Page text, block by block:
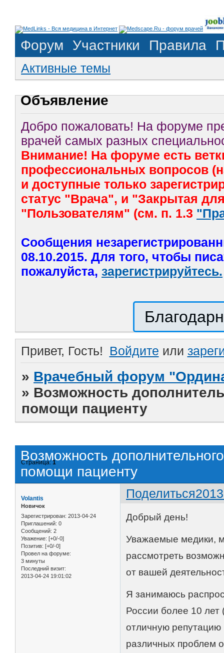
Форум Участники Правила
Активные темы
Объявление
Добро пожаловать! На форуме
врачей самых разных
Внимание! На форуме есть
профессиональных вопросов
и доступные только
статус "Врача", и "Закрытая
"Пользователям" (см. п. 1.3
Сообщения
08.10.2015. Для того, чтобы
пожалуйста, зарегистрируйтесь.
Привет, Гость! Войдите или
» Врачебный форум
» Возможность
помощи пациенту
Возможность
помощи пациенту
Страница:1
Поделиться
Volantis
Новичок
Зарегистрирован: 2013-04-24
Приглашений: 0
Сообщений: 2
Уважение: [+0/-0]
Позитив: [+0/-0]
Провел на форуме:
3 минуты
Последний визит:
2013-04-24 19:01:02
Добрый день!
Уважаемые медики,
рассмотреть
от вашей
Я занимаюсь
России более 10 лет
отличную репутацию
различных проблем